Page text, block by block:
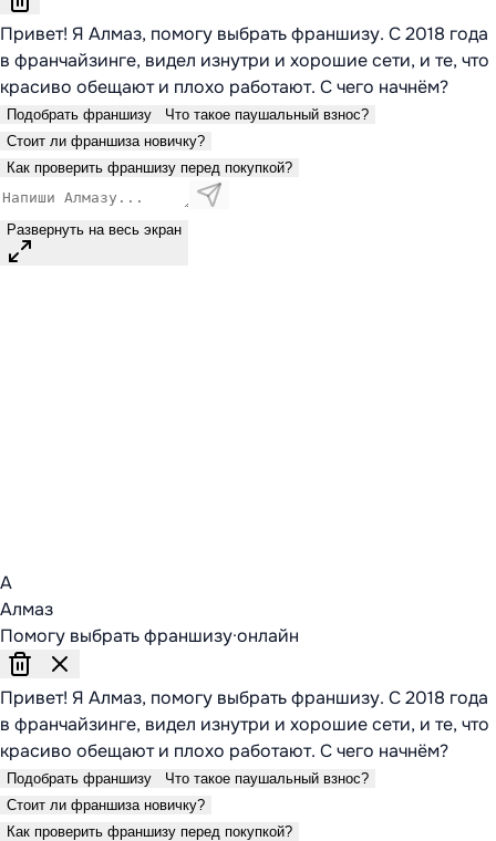
Привет! Я Алмаз, помогу выбрать франшизу. С 2018 года
в франчайзинге, видел изнутри и хорошие сети, и те, что
красиво обещают и плохо работают. С чего начнём?
Подобрать франшизу
Что такое паушальный взнос?
Стоит ли франшиза новичку?
Как проверить франшизу перед покупкой?
Развернуть на весь экран
А
Алмаз
Помогу выбрать франшизу·онлайн
Привет! Я Алмаз, помогу выбрать франшизу. С 2018 года
в франчайзинге, видел изнутри и хорошие сети, и те, что
красиво обещают и плохо работают. С чего начнём?
Подобрать франшизу
Что такое паушальный взнос?
Стоит ли франшиза новичку?
Как проверить франшизу перед покупкой?